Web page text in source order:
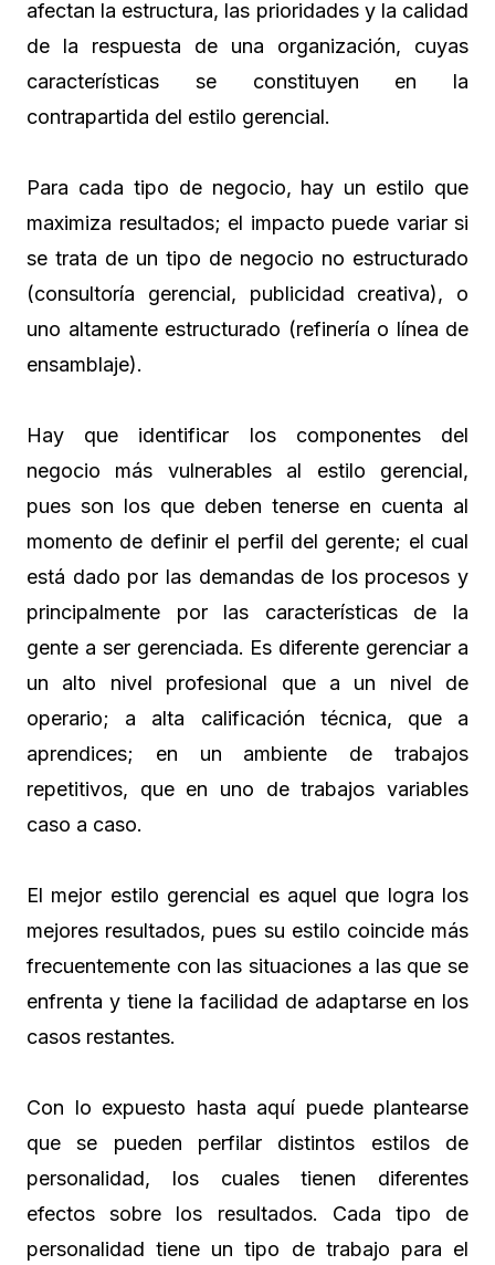
afectan la estructura, las prioridades y la calidad
de la respuesta de una organización, cuyas
características se constituyen en la
contrapartida del estilo gerencial.
Para cada tipo de negocio, hay un estilo que
maximiza resultados; el impacto puede variar si
se trata de un tipo de negocio no estructurado
(consultoría gerencial, publicidad creativa), o
uno altamente estructurado (refinería o línea de
ensamblaje).
Hay que identificar los componentes del
negocio más vulnerables al estilo gerencial,
pues son los que deben tenerse en cuenta al
momento de definir el perfil del gerente; el cual
está dado por las demandas de los procesos y
principalmente por las características de la
gente a ser gerenciada. Es diferente gerenciar a
un alto nivel profesional que a un nivel de
operario; a alta calificación técnica, que a
aprendices; en un ambiente de trabajos
repetitivos, que en uno de trabajos variables
caso a caso.
El mejor estilo gerencial es aquel que logra los
mejores resultados, pues su estilo coincide más
frecuentemente con las situaciones a las que se
enfrenta y tiene la facilidad de adaptarse en los
casos restantes.
Con lo expuesto hasta aquí puede plantearse
que se pueden perfilar distintos estilos de
personalidad, los cuales tienen diferentes
efectos sobre los resultados. Cada tipo de
personalidad tiene un tipo de trabajo para el